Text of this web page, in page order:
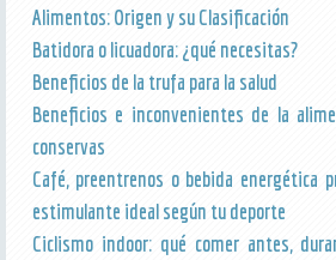
Alimentos: Origen y su Clasificación
Batidora o licuadora: ¿qué necesitas?
Beneficios de la trufa para la salud
Beneficios e inconvenientes de la
conservas
Café, preentrenos o bebida energética
estimulante ideal según tu deporte
Ciclismo indoor: qué comer antes,